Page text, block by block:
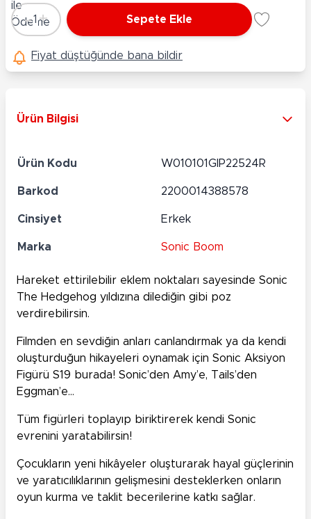
Adet
-1 + Sepete Ekle
Fiyat düştüğünde bana bildir
Ürün Bilgisi
Ürün Kodu W010101GIP22524R
Barkod 2200014388578
Cinsiyet Erkek
Marka Sonic Boom
Hareket ettirilebilir eklem noktaları sayesinde Sonic
The Hedgehog yıldızına dilediğin gibi poz
verdirebilirsin.
Filmden en sevdiğin anları canlandırmak ya da kendi
oluşturduğun hikayeleri oynamak için Sonic Aksiyon
Figürü S19 burada! Sonic’den Amy’e, Tails’den
Eggman’e…
Tüm figürleri toplayıp biriktirerek kendi Sonic
evrenini yaratabilirsin!
Çocukların yeni hikâyeler oluşturarak hayal güçlerinin
ve yaratıcılıklarının gelişmesini desteklerken onların
oyun kurma ve taklit becerilerine katkı sağlar.